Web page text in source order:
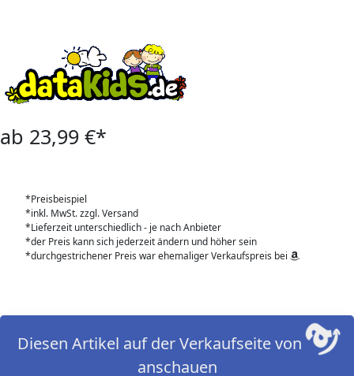
ab 23,99 €*
*Preisbeispiel
*inkl. MwSt. zzgl. Versand
*Lieferzeit unterschiedlich - je nach Anbieter
*der Preis kann sich jederzeit ändern und höher sein
*durchgestrichener Preis war ehemaliger Verkaufspreis bei
Diesen Artikel auf der Verkaufseite von
anschauen